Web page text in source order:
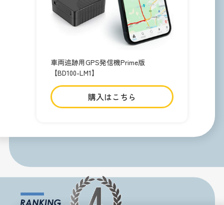
車両追跡用GPS発信機Prime版
【BD100-LM1】
購入はこちら